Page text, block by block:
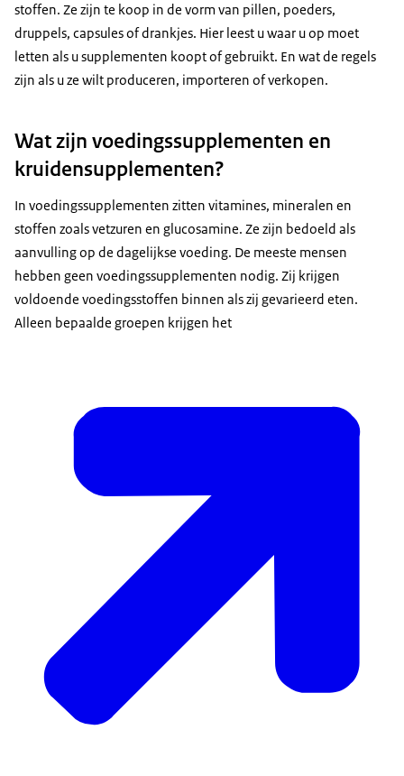
stoffen. Ze zijn te koop in de vorm van pillen, poeders,
druppels, capsules of drankjes. Hier leest u waar u op moet
letten als u supplementen koopt of gebruikt. En wat de regels
zijn als u ze wilt produceren, importeren of verkopen.
Wat zijn voedingssupplementen en
kruidensupplementen?
In voedingssupplementen zitten vitamines, mineralen en
stoffen zoals vetzuren en glucosamine. Ze zijn bedoeld als
aanvulling op de dagelijkse voeding. De meeste mensen
hebben geen voedingssupplementen nodig. Zij krijgen
voldoende voedingsstoffen binnen als zij gevarieerd eten.
Alleen bepaalde groepen krijgen het